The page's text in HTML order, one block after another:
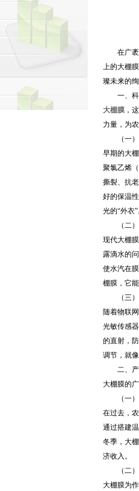
科技领航 大棚膜为农业发展注入创新膜力
在广
上的大棚
璨未来的绚
一、
大棚膜，
力量，为
（一
早期的大
聚氯乙烯
撕裂、抗
好的保温
光的“外衣”
（二
现代大棚
露滴水的
使水汽在
棚膜，它
（三
随着物联
光敏传感
的直射，
调节，就
二、
大棚膜的
（一
在过去，
通过搭建
冬季，大
济收入。
（二
大棚膜为